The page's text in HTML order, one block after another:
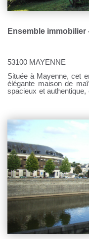
Ensemble immobilier
53100 MAYENNE
Située à Mayenne, cet
élégante maison de
spacieux et authentique,
m² Pierre, parquets,
prévoir ! - Maison annexe plain pied: 67 m² 2 chambres
de vie Terrain : 860 m²
Prix net vendeur 240
9600 € Pour tous
DAVENEL au o7 67 94 90 67 Agent
n°103643730 Nous vous accompagnons dans tous vos projets
immobiliers : achat,
copropriété et gestion
intervient sur un
département de la
et l'est de l'Ille et Vilaine